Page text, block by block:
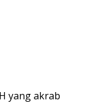
yang akrab